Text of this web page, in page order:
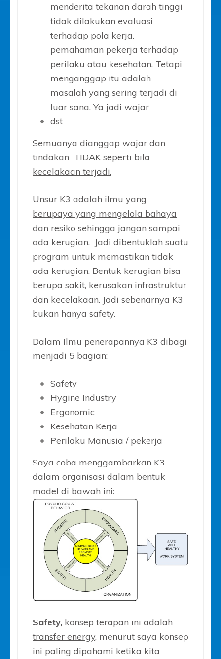
menderita tekanan darah tinggi
tidak dilakukan evaluasi
terhadap pola kerja,
pemahaman pekerja terhadap
perilaku atau kesehatan. Tetapi
menganggap itu adalah
masalah yang sering terjadi di
luar sana. Ya jadi wajar
dst
Semuanya dianggap wajar dan
tindakan TIDAK seperti bila
kecelakaan terjadi.
Unsur K3 adalah ilmu yang
berupaya yang mengelola bahaya
dan resiko sehingga jangan sampai
ada kerugian. Jadi dibentuklah suatu
program untuk memastikan tidak
ada kerugian. Bentuk kerugian bisa
berupa sakit, kerusakan infrastruktur
dan kecelakaan. Jadi sebenarnya K3
bukan hanya safety.
Dalam Ilmu penerapannya K3 dibagi
menjadi 5 bagian:
Safety
Hygine Industry
Ergonomic
Kesehatan Kerja
Perilaku Manusia / pekerja
Saya coba menggambarkan K3
dalam organisasi dalam bentuk
model di bawah ini:
Safety, konsep terapan ini adalah
transfer energy, menurut saya konsep
ini paling dipahami ketika kita